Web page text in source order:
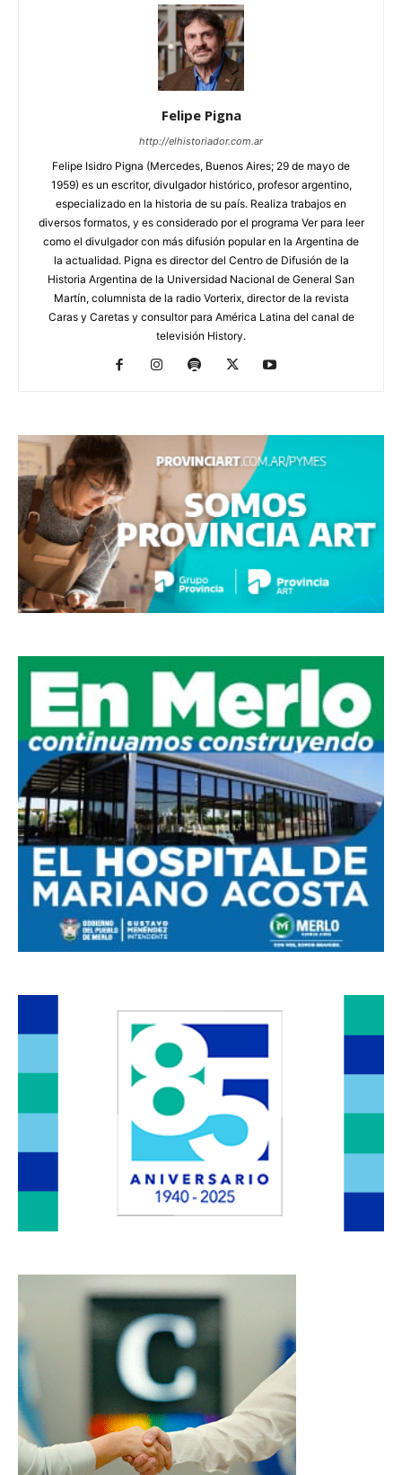
Felipe Pigna
http://elhistoriador.com.ar
Felipe Isidro Pigna (Mercedes, Buenos Aires; 29 de mayo de
1959) es un escritor, divulgador histórico, profesor argentino,
especializado en la historia de su país. Realiza trabajos en
diversos formatos, y es considerado por el programa Ver para leer
como el divulgador con más difusión popular en la Argentina de
la actualidad. Pigna es director del Centro de Difusión de la
Historia Argentina de la Universidad Nacional de General San
Martín, columnista de la radio Vorterix, director de la revista
Caras y Caretas y consultor para América Latina del canal de
televisión History.